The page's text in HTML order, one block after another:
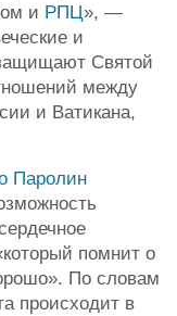
и РПЦ», —
и
Святой
между
и Ватикана,
Паролин
помнит о
По словам
происходит в